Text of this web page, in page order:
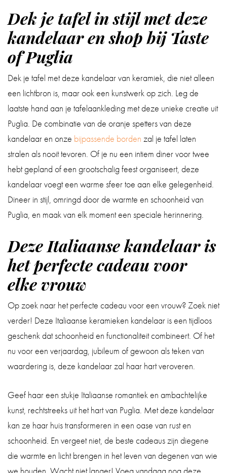
Dek je tafel in stijl met deze
kandelaar en shop bij Taste
of Puglia
Dek je tafel met deze kandelaar van keramiek, die niet alleen
een lichtbron is, maar ook een kunstwerk op zich. Leg de
laatste hand aan je tafelaankleding met deze unieke creatie uit
Puglia. De combinatie van de oranje spetters van deze
kandelaar en onze bijpassende borden zal je tafel laten
stralen als nooit tevoren. Of je nu een intiem diner voor twee
hebt gepland of een grootschalig feest organiseert, deze
kandelaar voegt een warme sfeer toe aan elke gelegenheid.
Dineer in stijl, omringd door de warmte en schoonheid van
Puglia, en maak van elk moment een speciale herinnering.
Deze Italiaanse kandelaar is
het perfecte cadeau voor
elke vrouw
Op zoek naar het perfecte cadeau voor een vrouw? Zoek niet
verder! Deze Italiaanse keramieken kandelaar is een tijdloos
geschenk dat schoonheid en functionaliteit combineert. Of het
nu voor een verjaardag, jubileum of gewoon als teken van
waardering is, deze kandelaar zal haar hart veroveren.
Geef haar een stukje Italiaanse romantiek en ambachtelijke
kunst, rechtstreeks uit het hart van Puglia. Met deze kandelaar
kan ze haar huis transformeren in een oase van rust en
schoonheid. En vergeet niet, de beste cadeaus zijn diegene
die warmte en licht brengen in het leven van degenen van wie
we houden. Wacht niet langer! Voeg vandaag nog deze